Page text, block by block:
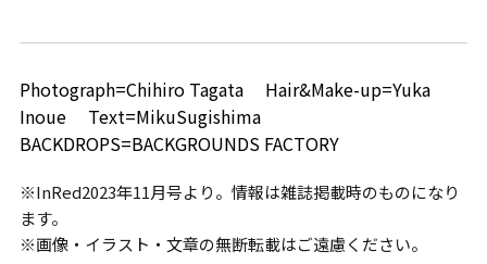
Photograph=Chihiro Tagata Hair&Make-up=Yuka
Inoue Text=MikuSugishima
BACKDROPS=BACKGROUNDS FACTORY
※InRed2023年11月号より。情報は雑誌掲載時のものになり
ます。
※画像・イラスト・文章の無断転載はご遠慮ください。